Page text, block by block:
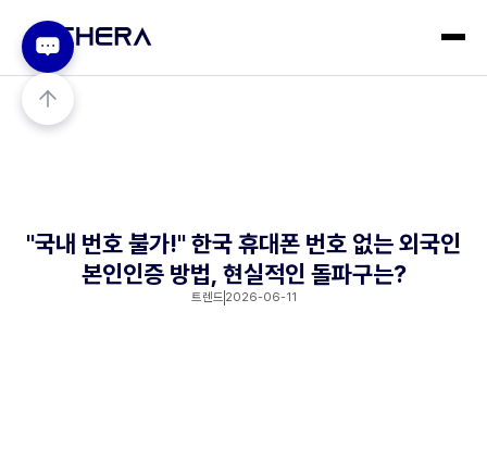
"국내 번호 불가!" 한국 휴대폰 번호 없는 외국인
본인인증 방법, 현실적인 돌파구는?
트렌드 2026-06-11